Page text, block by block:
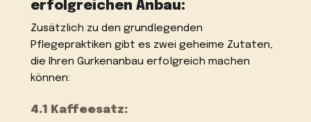
erfolgreichen Anbau:
Zusätzlich zu den grundlegenden
Pflegepraktiken gibt es zwei geheime Zutaten,
die Ihren Gurkenanbau erfolgreich machen
können:
4.1 Kaffeesatz: